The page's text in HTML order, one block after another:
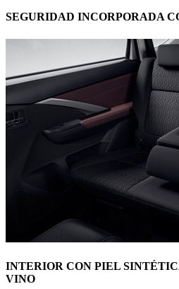
SEGURIDAD INCORPORADA
INTERIOR CON PIEL
VINO